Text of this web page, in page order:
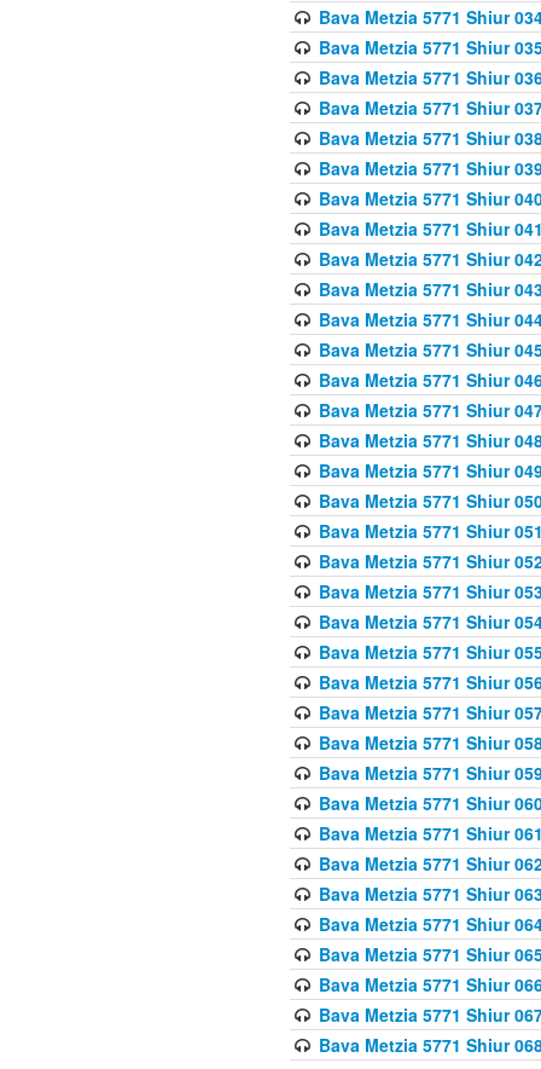
Bava Metzia 5771 Shiur
Bava Metzia 5771 Shiur
Bava Metzia 5771 Shiur
Bava Metzia 5771 Shiur
Bava Metzia 5771 Shiur
Bava Metzia 5771 Shiur
Bava Metzia 5771 Shiur
Bava Metzia 5771 Shiur
Bava Metzia 5771 Shiur
Bava Metzia 5771 Shiur
Bava Metzia 5771 Shiur
Bava Metzia 5771 Shiur
Bava Metzia 5771 Shiur
Bava Metzia 5771 Shiur
Bava Metzia 5771 Shiur
Bava Metzia 5771 Shiur
Bava Metzia 5771 Shiur
Bava Metzia 5771 Shiur
Bava Metzia 5771 Shiur
Bava Metzia 5771 Shiur
Bava Metzia 5771 Shiur
Bava Metzia 5771 Shiur
Bava Metzia 5771 Shiur
Bava Metzia 5771 Shiur
Bava Metzia 5771 Shiur
Bava Metzia 5771 Shiur
Bava Metzia 5771 Shiur
Bava Metzia 5771 Shiur
Bava Metzia 5771 Shiur
Bava Metzia 5771 Shiur
Bava Metzia 5771 Shiur
Bava Metzia 5771 Shiur
Bava Metzia 5771 Shiur
Bava Metzia 5771 Shiur
Bava Metzia 5771 Shiur